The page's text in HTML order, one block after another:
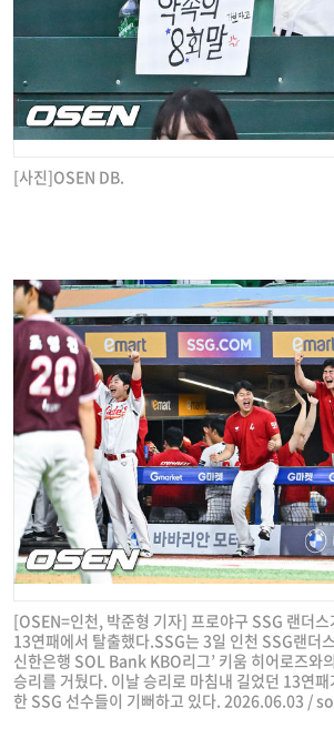
[사진]OSEN DB.
[OSEN=인천, 박준형 기자] 프로야구 SSG 랜더스
13연패에서 탈출했다.SSG는 3일 인천 SSG랜더
신한은행 SOL Bank KBO리그’ 키움 히어로즈와
승리를 거뒀다. 이날 승리로 마침내 길었던 13연
한 SSG 선수들이 기뻐하고 있다. 2026.06.03 /